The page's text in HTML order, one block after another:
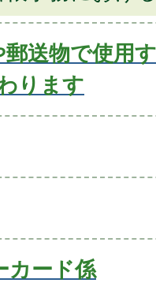
送物で使用
ります
カード係